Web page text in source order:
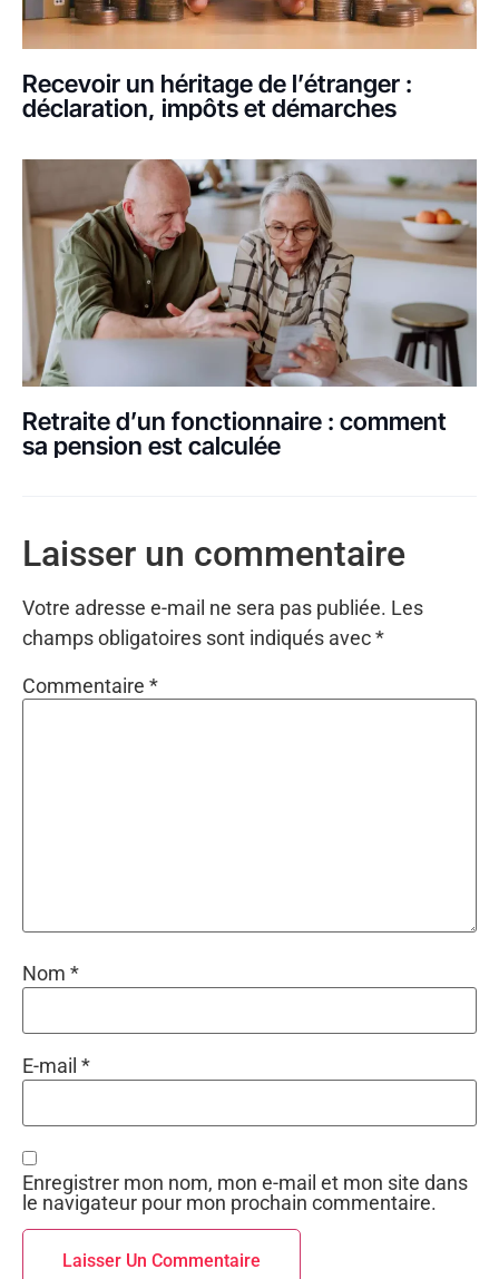
Recevoir un héritage de l’étranger :
déclaration, impôts et démarches
Retraite d’un fonctionnaire : comment
sa pension est calculée
Laisser un commentaire
Votre adresse e-mail ne sera pas publiée. Les
champs obligatoires sont indiqués avec*
Commentaire *
Nom *
E-mail *
Enregistrer mon nom, mon e-mail et mon site dans
le navigateur pour mon prochain commentaire.